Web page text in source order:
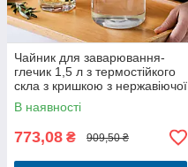
Чайник для заварювання-
глечик 1,5 л з термостійкого
скла з кришкою з нержавіючої
сталі
В наявності
773,08 ₴ 909,50 ₴